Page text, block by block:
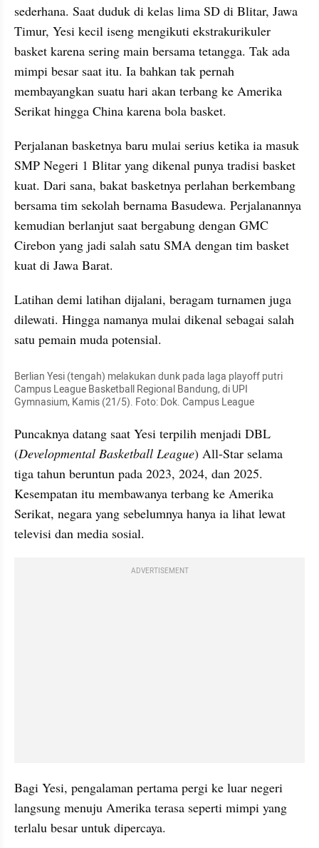
sederhana. Saat duduk di kelas lima SD di Blitar, Jawa
Timur, Yesi kecil iseng mengikuti ekstrakurikuler
basket karena sering main bersama tetangga. Tak ada
mimpi besar saat itu. Ia bahkan tak pernah
membayangkan suatu hari akan terbang ke Amerika
Serikat hingga China karena bola basket.
Perjalanan basketnya baru mulai serius ketika ia masuk
SMP Negeri 1 Blitar yang dikenal punya tradisi basket
kuat. Dari sana, bakat basketnya perlahan berkembang
bersama tim sekolah bernama Basudewa. Perjalanannya
kemudian berlanjut saat bergabung dengan GMC
Cirebon yang jadi salah satu SMA dengan tim basket
kuat di Jawa Barat.
Latihan demi latihan dijalani, beragam turnamen juga
dilewati. Hingga namanya mulai dikenal sebagai salah
satu pemain muda potensial.
Berlian Yesi (tengah) melakukan dunk pada laga playoff putri
Campus League Basketball Regional Bandung, di UPI
Gymnasium, Kamis (21/5). Foto: Dok. Campus League
Puncaknya datang saat Yesi terpilih menjadi DBL
(Developmental Basketball League) All-Star selama
tiga tahun beruntun pada 2023, 2024, dan 2025.
Kesempatan itu membawanya terbang ke Amerika
Serikat, negara yang sebelumnya hanya ia lihat lewat
televisi dan media sosial.
ADVERTISEMENT
Bagi Yesi, pengalaman pertama pergi ke luar negeri
langsung menuju Amerika terasa seperti mimpi yang
terlalu besar untuk dipercaya.